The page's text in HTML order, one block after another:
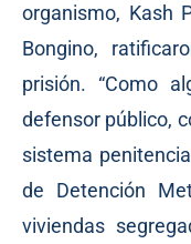
organismo, Kash
Bongino,
prisión. “Como
defensor público,
sistema
de Detención
viviendas